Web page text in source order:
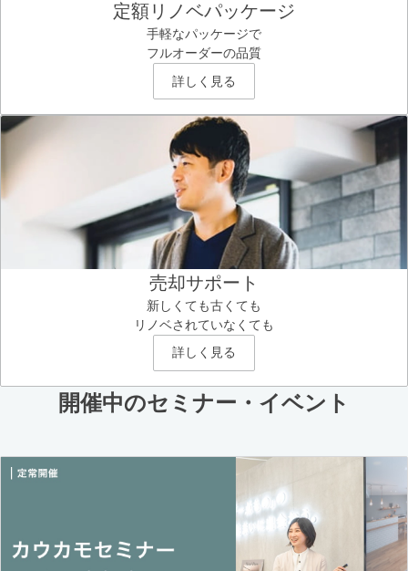
定額リノベパッケージ
手軽なパッケージで
フルオーダーの品質
詳しく見る
売却サポート
新しくても古くても
リノベされていなくても
詳しく見る
開催中のセミナー・イベント